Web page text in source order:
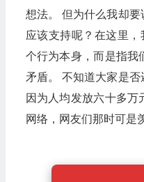
想法。 但为什么我却
应该支持呢？在这里，
个行为本身，而是指我
矛盾。 不知道大家是
因为人均发放六十多万
网络，网友们那时可是